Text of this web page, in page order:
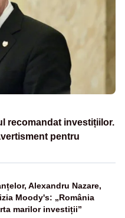
recomandat investițiilor.
pentru
Alexandru Nazare,
Moody's: „România
marilor investiții”